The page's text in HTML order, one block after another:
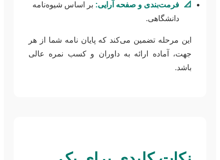
📐 فرمت‌بندی و صفحه آرایی: بر اساس شیوه‌نامه
دانشگاهی.
این مرحله تضمین می‌کند که پایان نامه شما از هر
جهت، آماده ارائه به داوران و کسب نمره عالی
باشد.